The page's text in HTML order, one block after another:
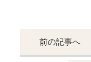
前の記事へ